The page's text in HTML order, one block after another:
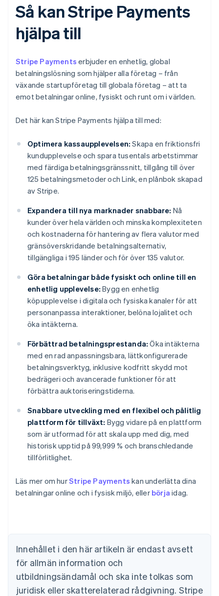
Så kan Stripe Payments
hjälpa till
Stripe Payments erbjuder en enhetlig, global
betalningslösning som hjälper alla företag – från
växande startupföretag till globala företag – att ta
emot betalningar online, fysiskt och runt om i världen.
Det här kan Stripe Payments hjälpa till med:
Optimera kassaupplevelsen: Skapa en friktionsfri
kundupplevelse och spara tusentals arbetstimmar
med färdiga betalningsgränssnitt, tillgång till över
125 betalningsmetoder och Link, en plånbok skapad
av Stripe.
Expandera till nya marknader snabbare: Nå
kunder över hela världen och minska komplexiteten
och kostnaderna för hantering av flera valutor med
gränsöverskridande betalningsalternativ,
tillgängliga i 195 länder och för över 135 valutor.
Göra betalningar både fysiskt och online till en
enhetlig upplevelse: Bygg en enhetlig
köpupplevelse i digitala och fysiska kanaler för att
personanpassa interaktioner, belöna lojalitet och
öka intäkterna.
Förbättrad betalningsprestanda: Öka intäkterna
med en rad anpassningsbara, lättkonfigurerade
betalningsverktyg, inklusive kodfritt skydd mot
bedrägeri och avancerade funktioner för att
förbättra auktoriseringstiderna.
Snabbare utveckling med en flexibel och pålitlig
plattform för tillväxt: Bygg vidare på en plattform
som är utformad för att skala upp med dig, med
historisk upptid på 99,999 % och branschledande
tillförlitlighet.
Läs mer om hurStripe Payments kan underlätta dina
betalningar online och i fysisk miljö, eller börja idag.
Innehållet i den här artikeln är endast avsett
för allmän information och
utbildningsändamål och ska inte tolkas som
juridisk eller skatterelaterad rådgivning. Stripe
Australien
English
PortuguêsEnglish
Bulgarien
English
Cypern
English
Danmark
English